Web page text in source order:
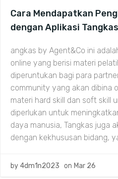
Cara Mendapatkan
dengan Aplikasi
angkas by Agent&Co ini
online yang berisi materi
diperuntukan bagi para
community yang akan dibina
materi hard skill dan soft skill
diperlukan untuk
daya manusia, Tangkas juga
dengan kekhususan bidang,
by 4dm1n2023 on Mar 26